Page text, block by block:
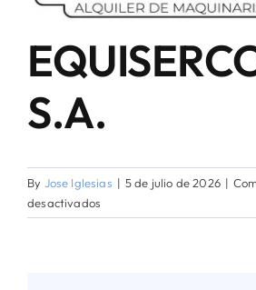
AGENDA TÉCNICO-COMERCIAL
ACERCA DE NOSOTROS
ORGANIZA TU VIAJE
S.A.
By Jose Iglesias | 5 de julio de 2026 |
desactivados
EQUISERCON,